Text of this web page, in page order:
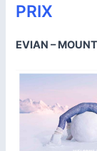
PRIX
EVIAN –